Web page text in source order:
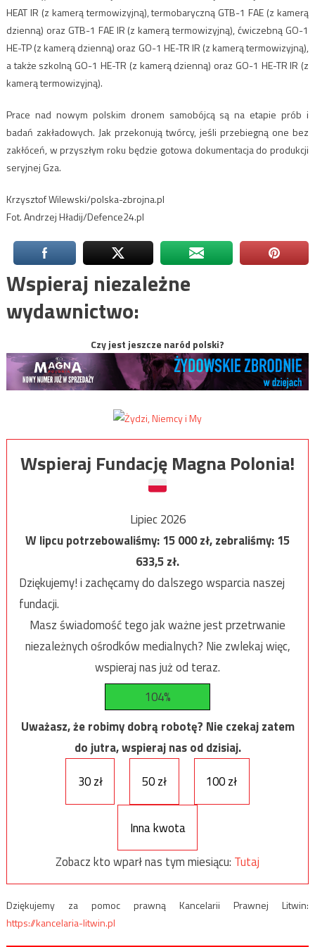
HEAT IR (z kamerą termowizyjną), termobaryczną GTB-1 FAE (z kamerą
dzienną) oraz GTB-1 FAE IR (z kamerą termowizyjną), ćwiczebną GO-1
HE-TP (z kamerą dzienną) oraz GO-1 HE-TR IR (z kamerą termowizyjną),
a także szkolną GO-1 HE-TR (z kamerą dzienną) oraz GO-1 HE-TR IR (z
kamerą termowizyjną).
Prace nad nowym polskim dronem samobójcą są na etapie prób i
badań zakładowych. Jak przekonują twórcy, jeśli przebiegną one bez
zakłóceń, w przyszłym roku będzie gotowa dokumentacja do produkcji
seryjnej Gza.
Krzysztof Wilewski/polska-zbrojna.pl
Fot. Andrzej Hładij/Defence24.pl
Wspieraj niezależne
wydawnictwo:
Czy jest jeszcze naród polski?
Wspieraj Fundację Magna Polonia!
Lipiec 2026
W lipcu potrzebowaliśmy:15 000zł, zebraliśmy:15
633,5zł.
Dziękujemy! i zachęcamy do dalszego wsparcia naszej
fundacji.
Masz świadomość tego jak ważne jest przetrwanie
niezależnych ośrodków medialnych? Nie zwlekaj więc,
wspieraj nas już od teraz.
104%
Uważasz, że robimy dobrą robotę? Nie czekaj zatem
do jutra, wspieraj nas od dzisiaj.
30 zł
50 zł 100 zł
Inna kwota
Zobacz kto wparł nas tym miesiącu: Tutaj
Dziękujemy za pomoc prawną Kancelarii Prawnej Litwin:
https://kancelaria-litwin.pl